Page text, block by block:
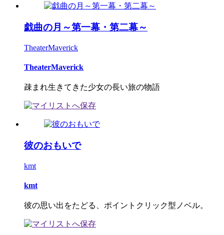
戯曲の月～第一幕・第二幕～
TheaterMaverick
TheaterMaverick
疎まれ生きてきた少女の長い旅の物語
彼のおもいで
kmt
kmt
彼の思い出をたどる、ポイントクリック型ノベル。